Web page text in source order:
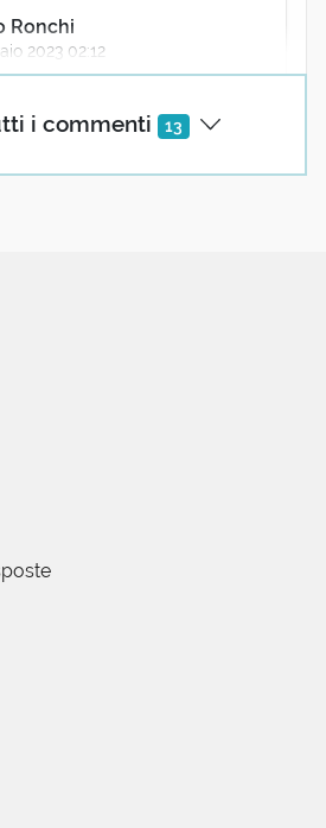
i commenti 13
Ronchi
2023 02:12
più sul pezzo, ma
non solo dal titolo, ed è
di molti ... (
Sechi
allo zelo con cui i nostri
questo lavoro meritorio
a volte che dopo
proposte parole che magari
Ma altre volte i Nostri
note alla ricerca di im-